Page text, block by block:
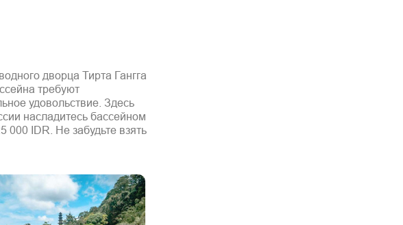
дворца Тирта Гангга
требуют
удовольствие. Здесь
насладитесь бассейном
000 IDR. Не забудьте взять